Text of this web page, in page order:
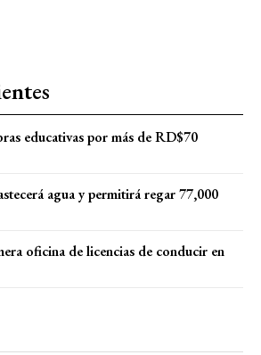
educativas por más de RD$70
agua y permitirá regar 77,000
oficina de licencias de conducir en